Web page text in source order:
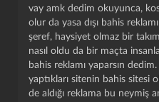
vay amk dedim okuyunca,
olur da yasa dışı bahis
şeref, haysiyet olmaz bir
nasıl oldu da bir maçta
bahis reklamı yaparsın
yaptıkları sitenin bahis sitesi
de aldığı reklama bu neymiş